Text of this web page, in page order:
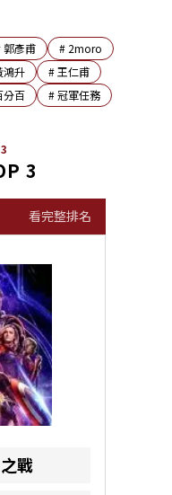
郭彥甫 # 2moro
鴻升 #王仁甫
分百 #冠軍任務
3
看完整排名
戰